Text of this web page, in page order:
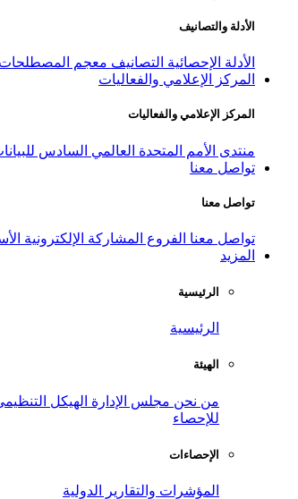
الأدلة والتصانيف
الأدلة الإحصائية التصانيف معجم المصطلحات
المركز الإعلامي والفعاليات
المركز الإعلامي والفعاليات
منتدى الأمم المتحدة العالمي السادس للبيانات
تواصل معنا
تواصل معنا
تواصل معنا الفروع المشاركة الإلكترونية
المزيد
الرئيسية
الرئيسية
الهيئة
من نحن مجلس الإدارة الهيكل
للإحصاء
الإحصاءات
المؤشرات والتقارير الدولية